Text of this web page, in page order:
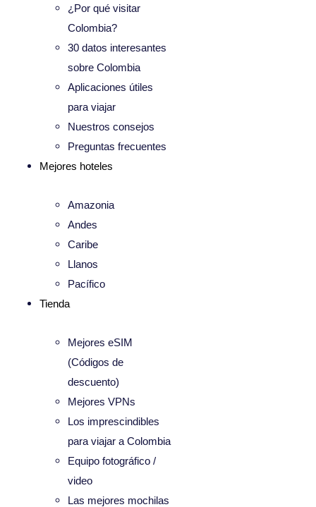
¿Por qué visitar
Colombia?
30 datos interesantes
sobre Colombia
Aplicaciones útiles
para viajar
Nuestros consejos
Preguntas frecuentes
Mejores hoteles
Amazonia
Andes
Caribe
Llanos
Pacífico
Tienda
Mejores eSIM
(Códigos de
descuento)
Mejores VPNs
Los imprescindibles
para viajar a Colombia
Equipo fotográfico /
video
Las mejores mochilas